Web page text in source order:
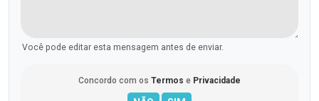
Você pode editar esta mensagem antes de enviar.
Concordo com os Termos e Privacidade